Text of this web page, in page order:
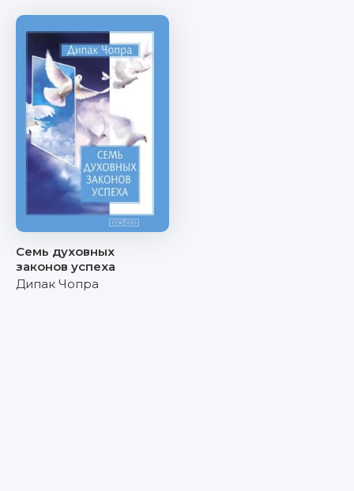
Семь духовных
законов успеха
Дипак Чопра